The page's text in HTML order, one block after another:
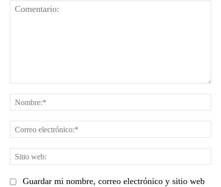
Guardar mi nombre, correo electrónico y sitio web